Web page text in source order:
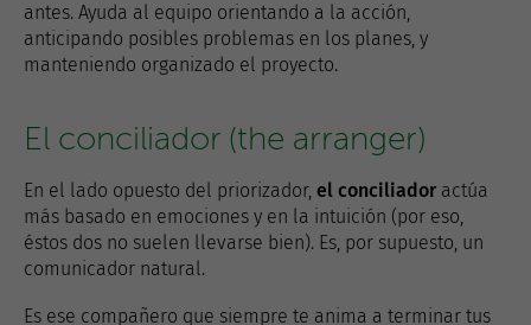
antes. Ayuda al equipo orientando a la acción,
anticipando posibles problemas en los planes, y
manteniendo organizado el proyecto.
El conciliador (the arranger)
En el lado opuesto del priorizador, el conciliador actúa
más basado en emociones y en la intuición (por eso,
éstos dos no suelen llevarse bien). Es, por supuesto, un
comunicador natural.
Es ese compañero que siempre te anima a terminar tus